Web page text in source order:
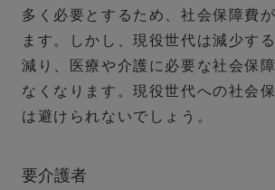
多く必要とするため、社会保障費
ます。しかし、現役世代は減少す
減り、医療や介護に必要な社会保
なくなります。現役世代への社会
は避けられないでしょう。
要介護者